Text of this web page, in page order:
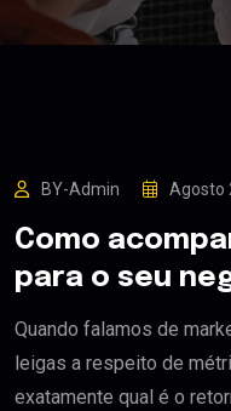
BY-Admin Agosto
Como
para o seu
Quando falamos de
leigas a respeito de
exatamente qual é o